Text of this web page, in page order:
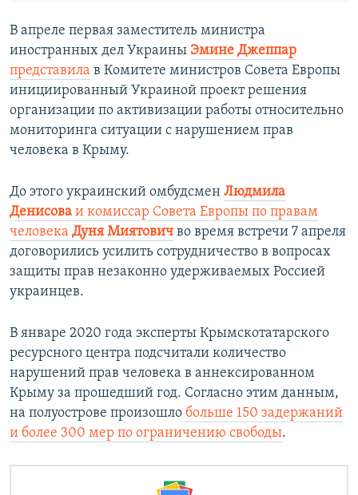
В апреле первая заместитель министра
иностранных дел Украины Эмине Джеппар
представила в Комитете министров Совета Европы
инициированный Украиной проект решения
организации по активизации работы относительно
мониторинга ситуации с нарушением прав
человека в Крыму.
До этого украинский омбудсмен Людмила
Денисова и комиссар Совета Европы по правам
человека Дуня Миятович во время встречи 7 апреля
договорились усилить сотрудничество в вопросах
защиты прав незаконно удерживаемых Россией
украинцев.
В январе 2020 года эксперты Крымскотатарского
ресурсного центра подсчитали количество
нарушений прав человека в аннексированном
Крыму за прошедший год. Согласно этим данным,
на полуострове произошло больше 150 задержаний
и более 300 мер по ограничению свободы.